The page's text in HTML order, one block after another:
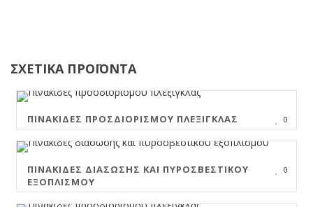
ΣΧΕΤΙΚΑ ΠΡΟΪΟΝΤΑ
0
ΠΙΝΑΚΊΔΕΣ ΠΡΟΣΔΙΟΡΙΣΜΟΎ ΠΛΈΞΙΓΚΛΑΣ
0
ΠΙΝΑΚΊΔΕΣ ΔΙΆΣΩΣΗΣ ΚΑΙ ΠΥΡΟΣΒΕΣΤΙΚΟΎ
ΕΞΟΠΛΙΣΜΟΎ